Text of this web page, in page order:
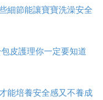
細節能讓寶寶洗澡安全
皮護理你一定要知道
能培養安全感又不養成